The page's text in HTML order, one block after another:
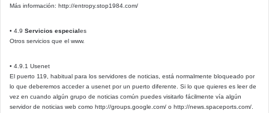
Más información: http://entropy.stop1984.com/
• 4.9 Servicios especial es
Otros servicios que el www.
• 4.9.1 Usenet
El puerto 119, habitual para los servidores de noticias, está normalmente bloqueado por
lo que deberemos acceder a usenet por un puerto diferente. Si lo que quieres es leer de
vez en cuando algún grupo de noticias común puedes visitarlo fácilmente vía algún
servidor de noticias web como http://groups.google.com/ o http://news.spaceports.com/.